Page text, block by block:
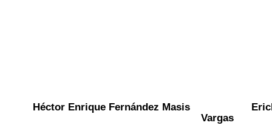
Héctor Enrique Fernández Masis
Erick
Vargas